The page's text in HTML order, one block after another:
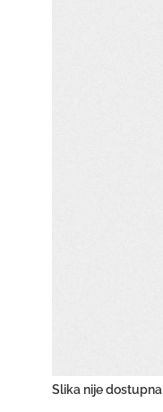
Slika nije dostupna